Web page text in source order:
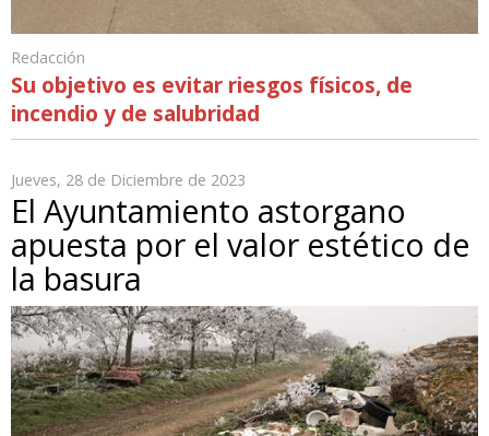
Redacción
Su objetivo es evitar riesgos físicos, de
incendio y de salubridad
Jueves, 28 de Diciembre de 2023
El Ayuntamiento astorgano
apuesta por el valor estético de
la basura